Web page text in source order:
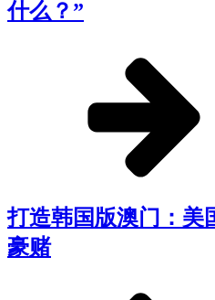
什么？”
打造韩国版澳门：美
豪赌